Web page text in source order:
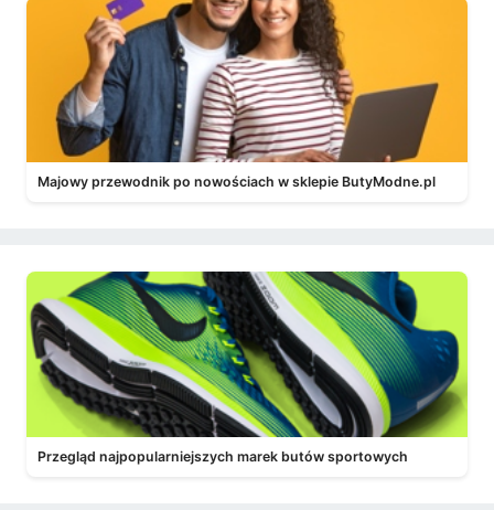
Majowy przewodnik po nowościach w sklepie ButyModne.pl
Przegląd najpopularniejszych marek butów sportowych